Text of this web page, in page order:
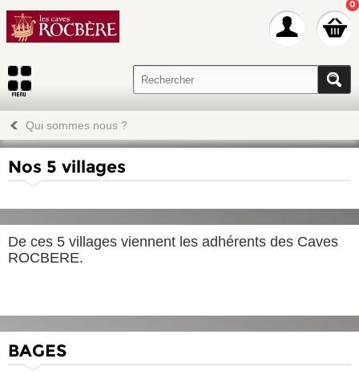
0
Qui sommes nous ?
Nos 5 villages
De ces 5 villages viennent les adhérents des Caves
ROCBERE.
BAGES